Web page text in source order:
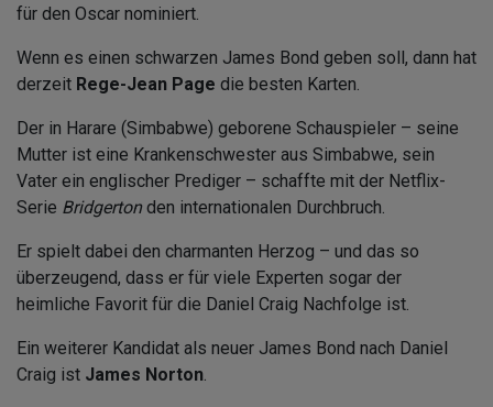
für den Oscar nominiert.
Wenn es einen schwarzen James Bond geben soll, dann hat
derzeit Rege-Jean Page die besten Karten.
Der in Harare (Simbabwe) geborene Schauspieler – seine
Mutter ist eine Krankenschwester aus Simbabwe, sein
Vater ein englischer Prediger – schaffte mit der Netflix-
Serie Bridgertonden internationalen Durchbruch.
Er spielt dabei den charmanten Herzog – und das so
überzeugend, dass er für viele Experten sogar der
heimliche Favorit für die Daniel Craig Nachfolge ist.
Ein weiterer Kandidat als neuer James Bond nach Daniel
Craig ist James Norton.